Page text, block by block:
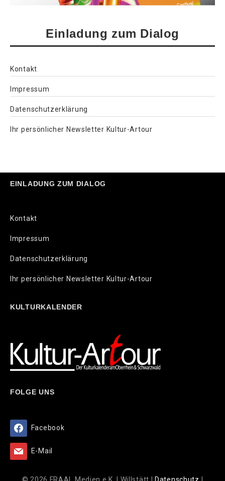
Einladung zum Dialog
Kontakt
Impressum
Datenschutzerklärung
Ihr persönlicher Newsletter Kultur-Artour
EINLADUNG ZUM DIALOG
Kontakt
Impressum
Datenschutzerklärung
Ihr persönlicher Newsletter Kultur-Artour
KULTURKALENDER
FOLGE UNS
Facebook
E-Mail